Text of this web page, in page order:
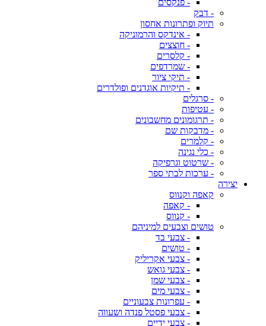
- פנקסים
- דבק
תיוק ופתרונות אחסון
- אינדקס והרמוניקה
- חוצצים
- קלסרים
- שמרדפים
- תיקי ציור
- תיקיות אוגדנים ופולדרים
- סרגלים
- עטיפות
- תרגומונים מחשבונים
- מדבקות שם
- קלמרים
- כלי נגינה
- שרטוט וגרפיקה
- ערכות לבתי ספר
יצירה
קאפה וקנווס
- קאפה
- קנווס
טושים וצבעים למיניהם
- צבעי בד
- טושים
- צבעי אקריליק
- צבעי גואש
- צבעי שמן
- צבעי מים
- עפרונות צבעוניים
- צבעי פסטל פנדה ושעווה
- צבעי ידיים